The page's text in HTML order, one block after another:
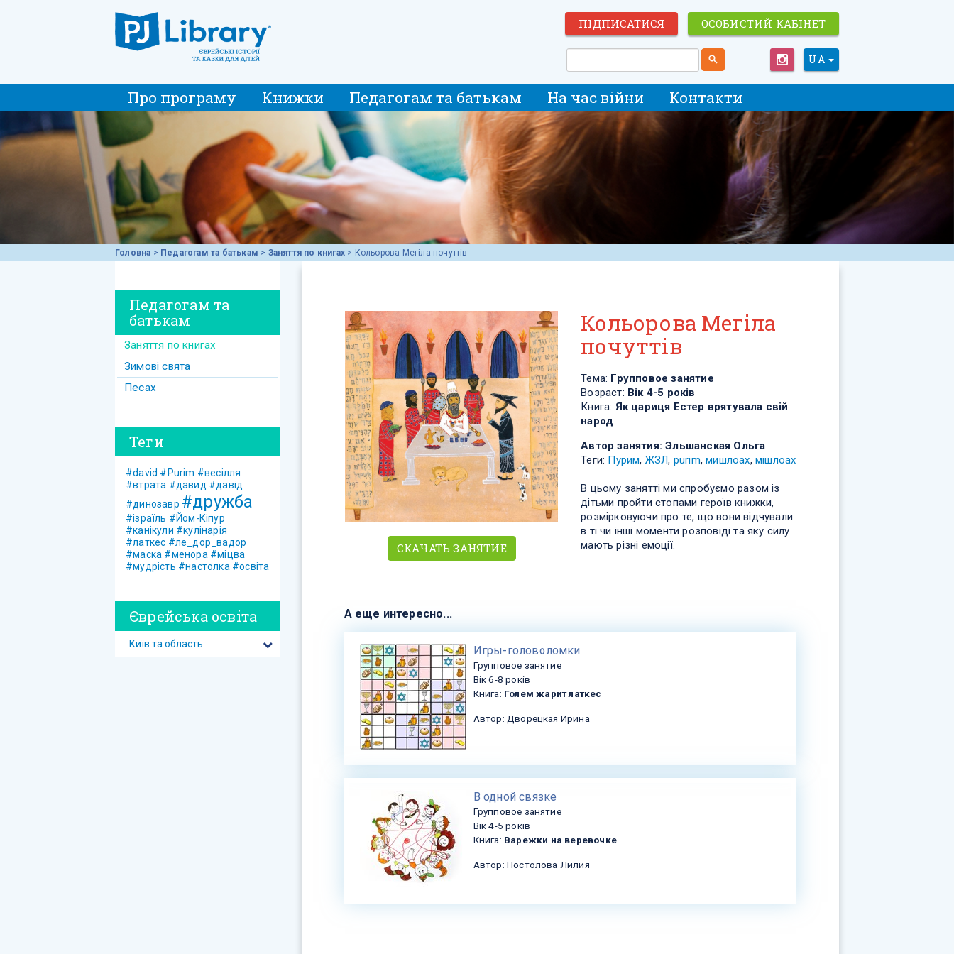
ПІДПИСАТИСЯ ОСОБИСТИЙ КАБІНЕТ
UA
Про програму Книжки Педагогам та батькам На час війни Контакти
Головна > Педагогам та батькам > Заняття по книгах > Кольорова Мегіла почуттів
СКАЧАТЬ ЗАНЯТИЕ
Кольорова Мегіла
почуттів
Тема: Групповое занятие
Возраст: Вік 4-5 років
Книга: Як цариця Естер врятувала свій
народ
Автор занятия:Эльшанская Ольга
Теги: Пурим, ЖЗЛ, purim,мишлоах,мішлоах
В цьому занятті ми спробуємо разом із
дітьми пройти стопами героїв книжки,
розмірковуючи про те, що вони відчували
в ті чи інші моменти розповіді та яку силу
мають різні емоції.
А еще интересно...
​Игры-головоломки
Групповое занятие
Вік 6-8 років
Книга: Голем жарит латкес
Автор: Дворецкая Ирина
В одной связке
Групповое занятие
Вік 4-5 років
Книга: Варежки на веревочке
Автор: Постолова Лилия
Педагогам та
батькам
Заняття по книгах
Зимові свята
Песах
Теги
#david #Purim #весілля
#втрата #давид #давід
#динозавр #дружба
#ізраїль #Йом-Кіпур
#канікули #кулінарія
#латкес #ле_дор_вадор
#маска #менора #міцва
#мудрість #настолка #освіта
Єврейська освіта